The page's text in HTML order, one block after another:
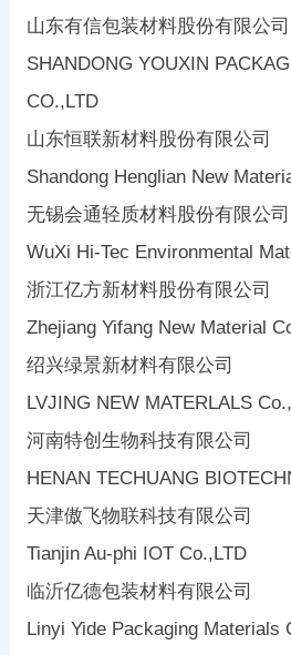
山东有信包装材料股份有限公司
SHANDONG YOUXIN
CO.,LTD
山东恒联新材料股份有限公司
Shandong Henglian New
无锡会通轻质材料股份有限公司
WuXi Hi-Tec Environmental
浙江亿方新材料股份有限公司
Zhejiang Yifang New Material
绍兴绿景新材料有限公司
LVJING NEW MATERLALS
河南特创生物科技有限公司
HENAN TECHUANG
天津傲飞物联科技有限公司
Tianjin Au-phi IOT Co.,LTD
临沂亿德包装材料有限公司
Linyi Yide Packaging Materials